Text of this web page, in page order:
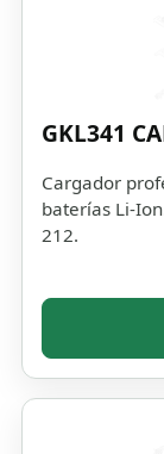
GKL341
Cargador
baterías Li-
212.